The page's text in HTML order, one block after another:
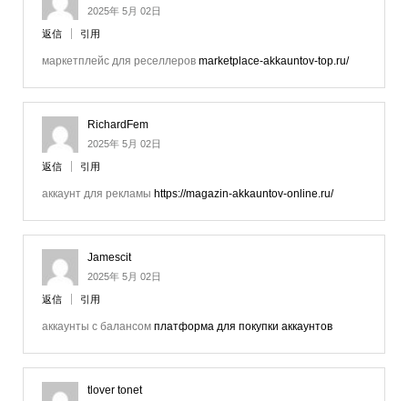
2025年 5月 02日
返信 引用
маркетплейс для реселлеров marketplace-akkauntov-top.ru/
RichardFem
2025年 5月 02日
返信 引用
аккаунт для рекламы https://magazin-akkauntov-online.ru/
Jamescit
2025年 5月 02日
返信 引用
аккаунты с балансом платформа для покупки аккаунтов
tlover tonet